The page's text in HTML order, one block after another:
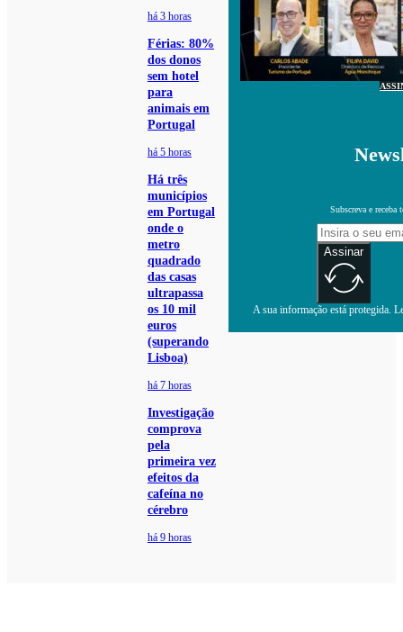
há 3 horas
Férias: 80%
dos donos
sem hotel
para
animais em
Portugal
há 5 horas
Há três
municípios
em Portugal
onde o
metro
quadrado
das casas
ultrapassa
os 10 mil
euros
(superando
Lisboa)
há 7 horas
Investigação
comprova
pela
primeira vez
efeitos da
cafeína no
cérebro
há 9 horas
Subscreva e receba
Assinar
A sua informação está protegida.